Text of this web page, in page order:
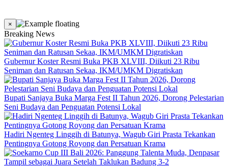
×
Breaking News
Gubernur Koster Resmi Buka PKB XLVIII, Diikuti 23 Ribu
Seniman dan Ratusan Sekaa, IKM/UMKM Digratiskan
Bupati Sanjaya Buka Marga Fest II Tahun 2026, Dorong Pelestarian
Seni Budaya dan Penguatan Potensi Lokal
Hadiri Ngenteg Linggih di Batunya, Wagub Giri Prasta Tekankan
Pentingnya Gotong Royong dan Persatuan Krama